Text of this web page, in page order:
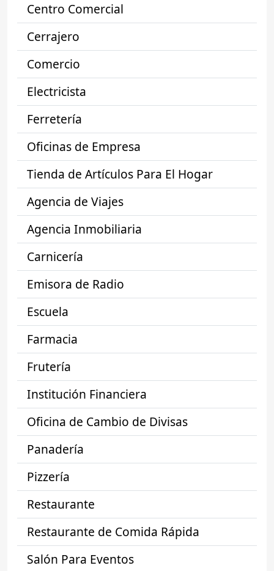
Centro Comercial
Cerrajero
Comercio
Electricista
Ferretería
Oficinas de Empresa
Tienda de Artículos Para El Hogar
Agencia de Viajes
Agencia Inmobiliaria
Carnicería
Emisora de Radio
Escuela
Farmacia
Frutería
Institución Financiera
Oficina de Cambio de Divisas
Panadería
Pizzería
Restaurante
Restaurante de Comida Rápida
Salón Para Eventos